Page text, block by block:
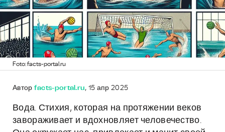
Foto: facts-portal.ru
Автор facts-portal.ru, 15 апр 2025
Вода. Стихия, которая на протяжении веков
завораживает и вдохновляет человечество.